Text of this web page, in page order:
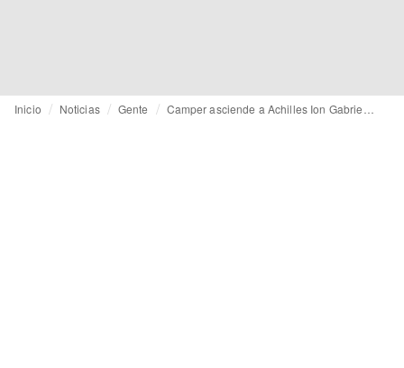
Inicio Noticias Gente